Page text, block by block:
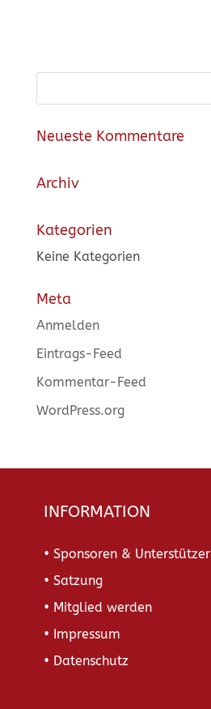
Neueste Kommentare
Archiv
Kategorien
Keine Kategorien
Meta
Anmelden
Eintrags-Feed
Kommentar-Feed
WordPress.org
INFORMATION
• Sponsoren & Unterstützer
• Satzung
• Mitglied werden
• Impressum
• Datenschutz